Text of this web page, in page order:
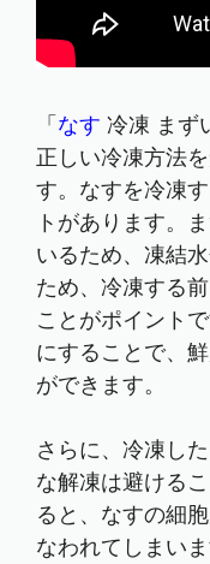
「なす 冷凍 まず
正しい冷凍方法
す。なすを冷凍
トがあります。
いるため、凍結
ため、冷凍する
ことがポイント
にすることで、
ができます。
さらに、冷凍し
な解凍は避ける
ると、なすの細
なわれてしまい